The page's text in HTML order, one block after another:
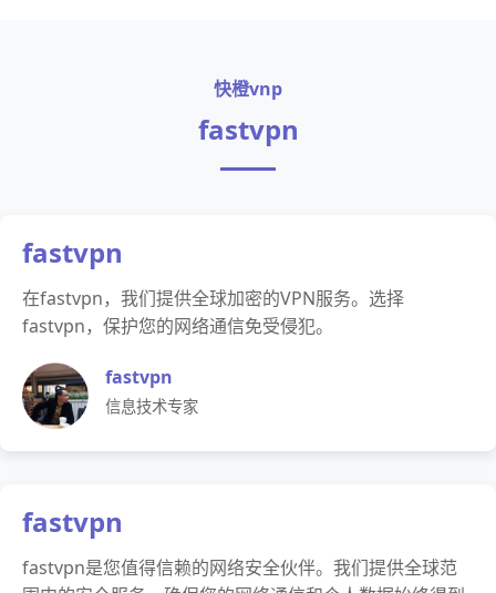
快橙vnp
fastvpn
fastvpn
在fastvpn，我们提供全球加密的VPN服务。选择
fastvpn，保护您的网络通信免受侵犯。
fastvpn
信息技术专家
fastvpn
fastvpn是您值得信赖的网络安全伙伴。我们提供全球范